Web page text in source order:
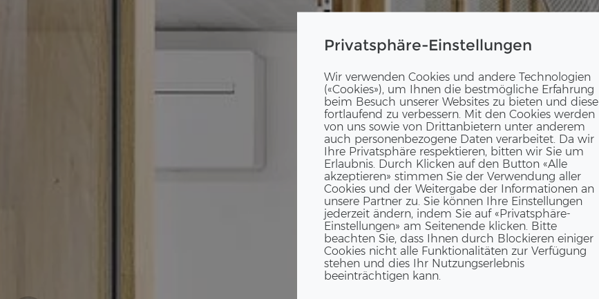
Privatsphäre-Einstellungen
Wir verwenden Cookies und andere Technologien
(«Cookies»), um Ihnen die bestmögliche Erfahrung
beim Besuch unserer Websites zu bieten und diese
fortlaufend zu verbessern. Mit den Cookies werden
von uns sowie von Drittanbietern unter anderem
auch personenbezogene Daten verarbeitet. Da wir
Ihre Privatsphäre respektieren, bitten wir Sie um
Erlaubnis. Durch Klicken auf den Button «Alle
akzeptieren» stimmen Sie der Verwendung aller
Cookies und der Weitergabe der Informationen an
unsere Partner zu. Sie können Ihre Einstellungen
jederzeit ändern, indem Sie auf «Privatsphäre-
Einstellungen» am Seitenende klicken. Bitte
beachten Sie, dass Ihnen durch Blockieren einiger
Cookies nicht alle Funktionalitäten zur Verfügung
stehen und dies Ihr Nutzungserlebnis
beeinträchtigen kann.